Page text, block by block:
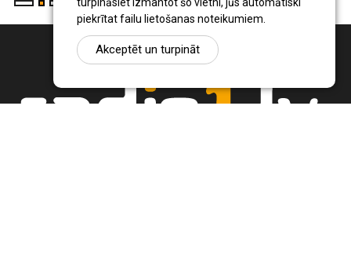
piekrītat failu lietošanas noteikumiem.
Akceptēt un turpināt